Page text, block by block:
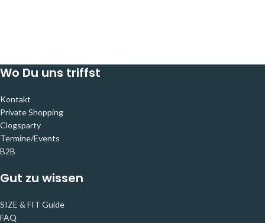
Wo Du uns triffst
Kontakt
Private Shopping
Clogsparty
Termine/Events
B2B
Gut zu wissen
SIZE & FIT Guide
FAQ